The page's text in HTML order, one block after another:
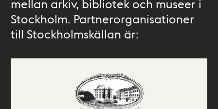
mellan arkiv, bibliotek och museer i
Stockholm. Partnerorganisationer
till Stockholmskällan är: